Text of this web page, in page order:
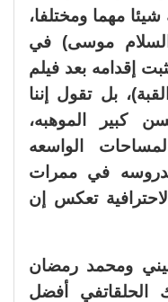
مهما ومختلفا،
موسى) في
إقدامه بعد فيلم
بل تقول إننا
كبير الموهبه،
الواسعه
في ممرات
تعكس إن
ومحمد رمضان
الحلقاتفي أفضل